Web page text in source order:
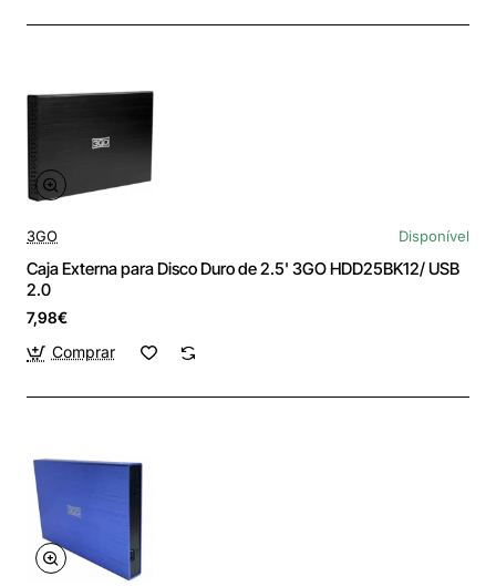
3GO Disponível
Caja Externa para Disco Duro de 2.5' 3GO HDD25BK12/ USB
2.0
7,98€
Comprar